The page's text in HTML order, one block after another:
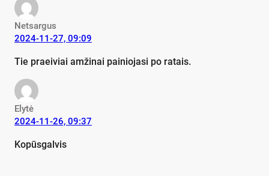
Netsargus
2024-11-27, 09:09
Tie praeiviai amžinai painiojasi po ratais.
Elytė
2024-11-26, 09:37
Kopūsgalvis